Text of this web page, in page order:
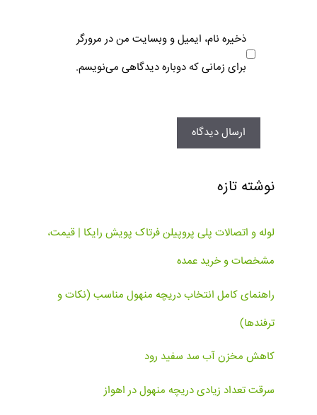
ذخیره نام، ایمیل و وبسایت من در مرورگر
برای زمانی که دوباره دیدگاهی می‌نویسم.
نوشته تازه
لوله و اتصالات پلی پروپیلن فرتاک پویش رایکا | قیمت،
مشخصات و خرید عمده
راهنمای کامل انتخاب دریچه منهول مناسب (نکات و
ترفندها)
کاهش مخزن آب سد سفید رود
سرقت تعداد زیادی دریچه منهول در اهواز